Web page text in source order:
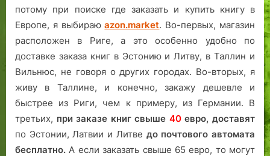
потому при поиске где заказать и купить книгу в
Европе, я выбираюazon.market. Во-первых, магазин
расположен в Риге, а это особенно удобно по
доставке заказа книг в Эстонию и Литву, в Таллин и
Вильнюс, не говоря о других городах. Во-вторых, я
живу в Таллине, и конечно, закажу дешевле и
быстрее из Риги, чем к примеру, из Германии. В
третьих, при заказе книг свыше 40евро, доставят
по Эстонии, Латвии и Литве до почтового автомата
бесплатно. А если заказать свыше 65 евро, то могут